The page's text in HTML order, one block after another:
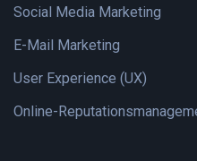
Social Media Marketing
E-Mail Marketing
User Experience (UX)
Online-